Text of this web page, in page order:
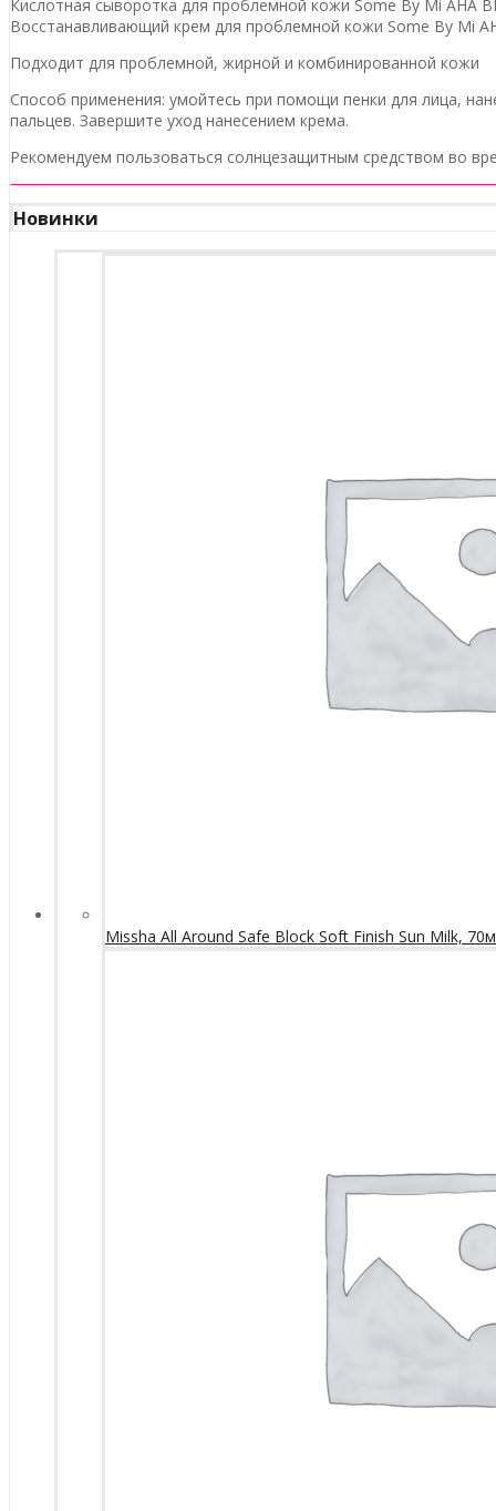
Кислотная сыворотка для проблемной кожи Some By Mi AHA
Восстанавливающий крем для проблемной кожи Some By Mi
Подходит для проблемной, жирной и комбинированной кожи
Способ применения: умойтесь при помощи пенки для лица,
пальцев. Завершите уход нанесением крема.
Рекомендуем пользоваться солнцезащитным средством во
Новинки
Missha All Around Safe Block Soft Finish Sun Milk,